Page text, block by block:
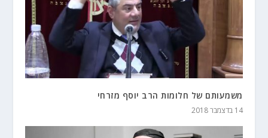
משמעותם של חלומות הרב יוסף מזרחי
14 בדצמבר 2018